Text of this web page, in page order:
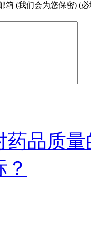
箱 (我们会为您保密) (必
药品质量